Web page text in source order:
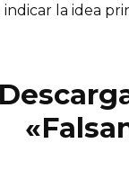
indicar la idea